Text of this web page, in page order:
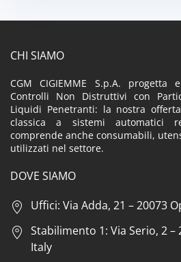
CHI SIAMO
CGM CIGIEMME S.p.A.
Controlli Non Distruttivi con
Liquidi Penetranti: la nostra
classica a sistemi automatici
comprende anche consumabili,
utilizzati nel settore.
DOVE SIAMO
Uffici: Via Adda, 21 – 20073
Stabilimento 1: Via Serio, 2 –
Italy